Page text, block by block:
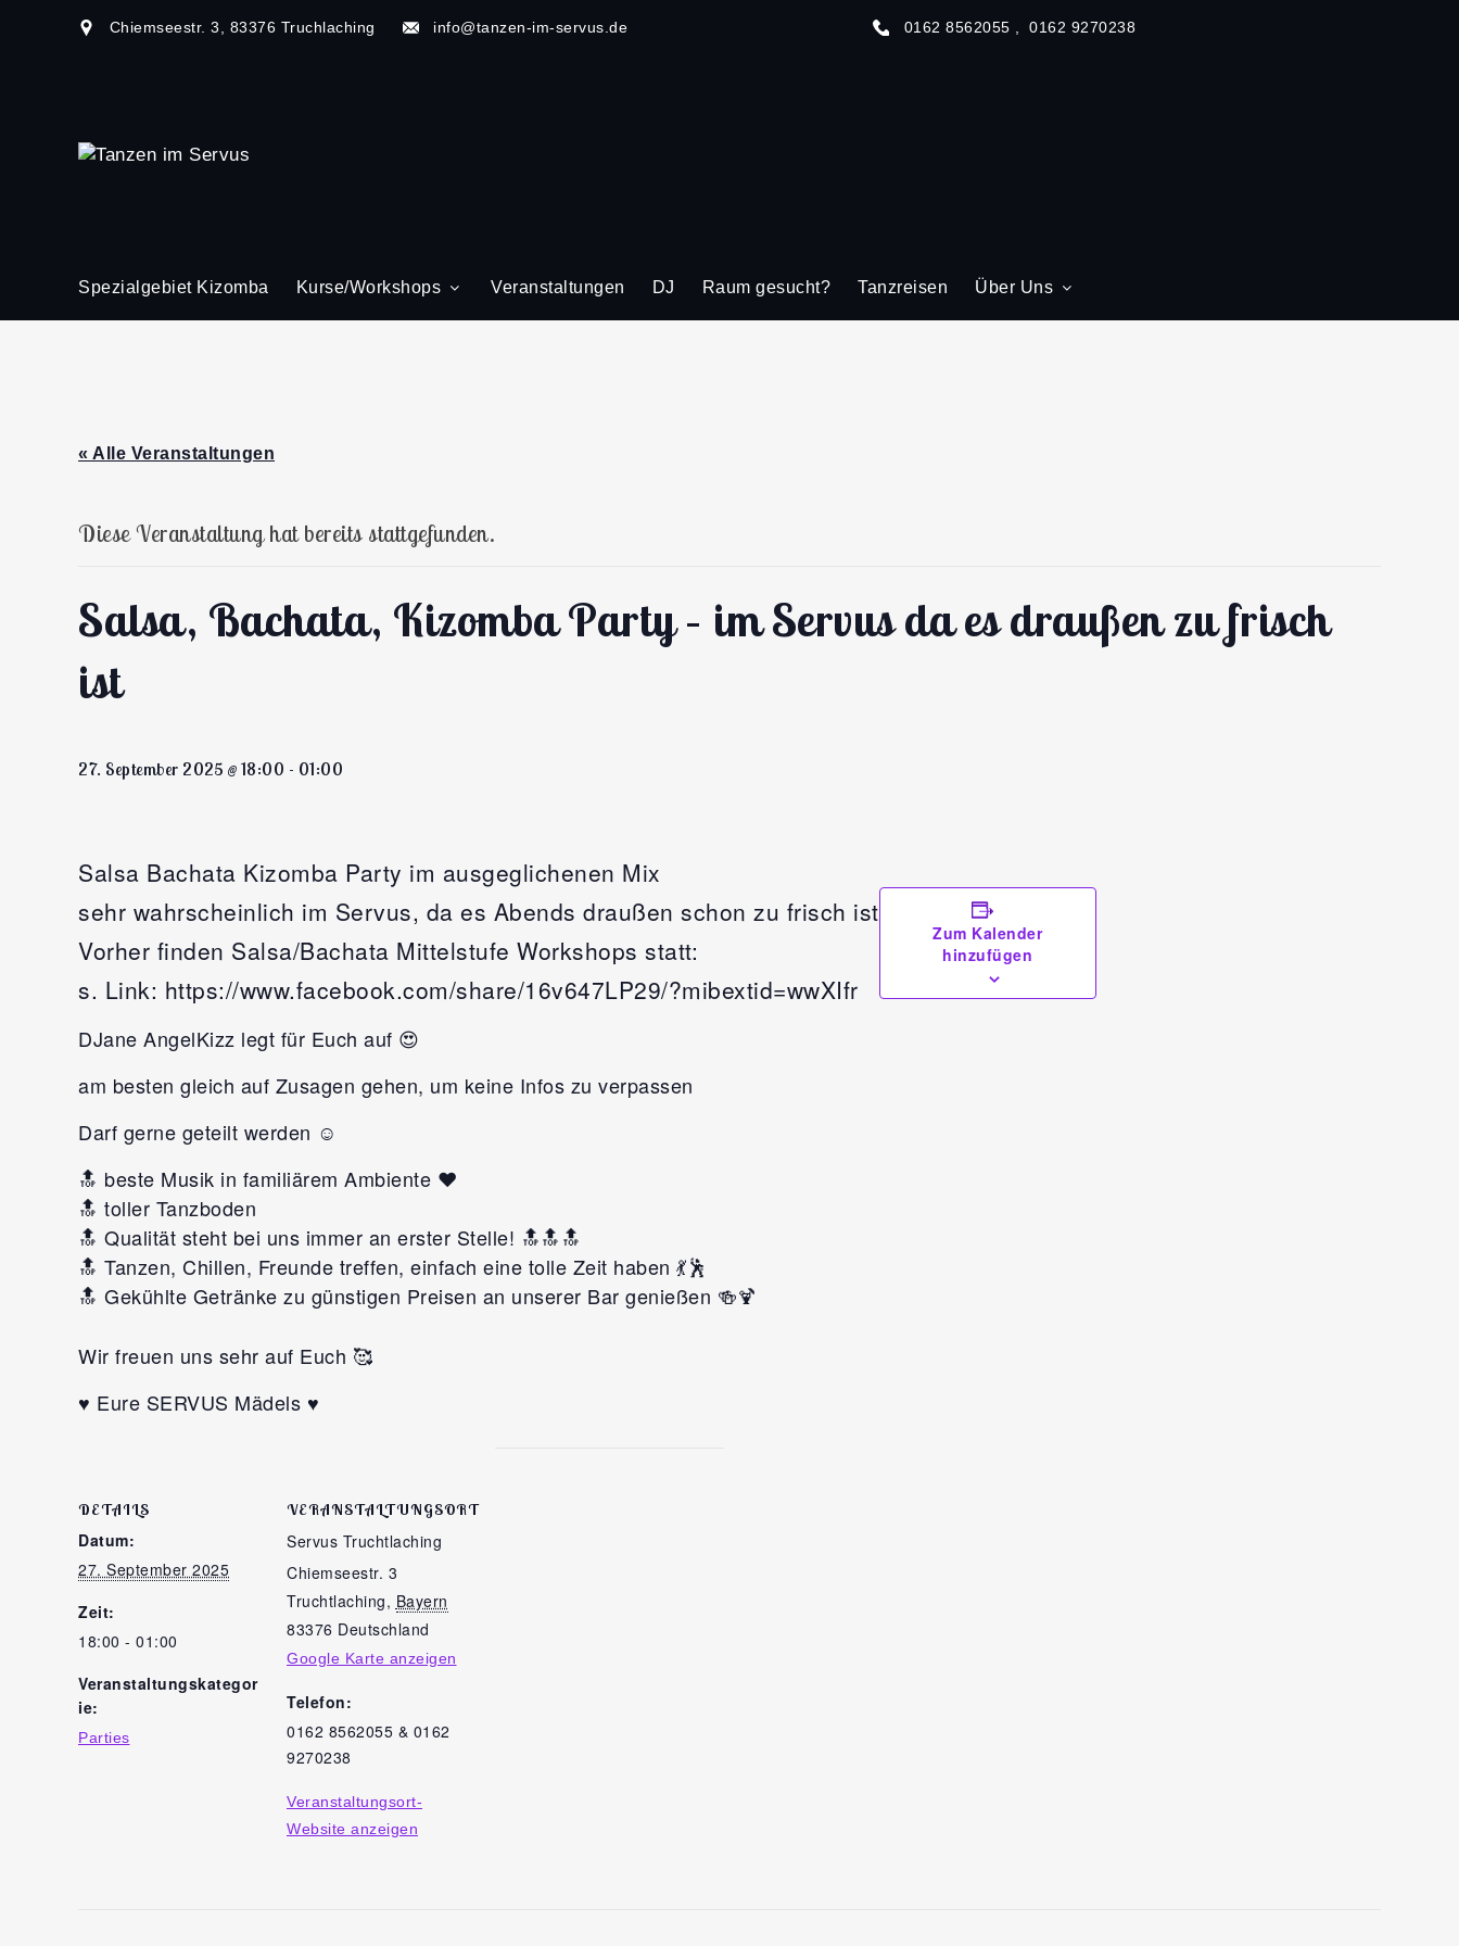
Chiemseestr. 3, 83376 Truchlaching info@tanzen-im-servus.de 0162 8562055 0162 9270238
Spezialgebiet Kizomba Kurse/Workshops Veranstaltungen DJ Raum gesucht? Tanzreisen Über Uns
« Alle Veranstaltungen
Diese Veranstaltung hat bereits stattgefunden.
Salsa, Bachata, Kizomba Party – im Servus da es draußen zu frisch
ist
27. September 2025 @ 18:00 - 01:00
Salsa Bachata Kizomba Party im ausgeglichenen Mix
sehr wahrscheinlich im Servus, da es Abends draußen schon zu frisch ist
Vorher finden Salsa/Bachata Mittelstufe Workshops statt:
s. Link: https://www.facebook.com/share/16v647LP29/?mibextid=wwXIfr
DJane AngelKizz legt für Euch auf 😍
am besten gleich auf Zusagen gehen, um keine Infos zu verpassen
Darf gerne geteilt werden ☺️
🔝 beste Musik in familiärem Ambiente ❤️
🔝 toller Tanzboden
🔝 Qualität steht bei uns immer an erster Stelle! 🔝🔝🔝
🔝 Tanzen, Chillen, Freunde treffen, einfach eine tolle Zeit haben 💃🕺
🔝 Gekühlte Getränke zu günstigen Preisen an unserer Bar genießen 🍻🍹
Wir freuen uns sehr auf Euch 🥰
♥️ Eure SERVUS Mädels ♥️
Zum Kalender
hinzufügen
DETAILS
Datum:
27. September 2025
Zeit:
18:00 - 01:00
Veranstaltungskategor
ie:
Parties
VERANSTALTUNGSORT
Servus Truchtlaching
Chiemseestr. 3
Truchtlaching, Bayern
83376 Deutschland
Google Karte anzeigen
Telefon:
0162 8562055 & 0162
9270238
Veranstaltungsort-
Website anzeigen